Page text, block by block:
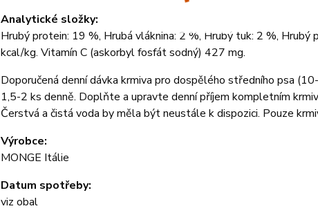
Analytické složky:
Hrubý protein: 19 %, Hrubá vláknina: 2 %, Hrubý tuk: 2 %,
kcal/kg. Vitamín C (askorbyl fosfát sodný) 427 mg.
Doporučená denní dávka krmiva pro dospělého středního psa
1,5-2 ks denně. Doplňte a upravte denní příjem kompletním
Čerstvá a čistá voda by měla být neustále k dispozici. Pouze
Výrobce:
MONGE Itálie
Datum spotřeby:
viz obal